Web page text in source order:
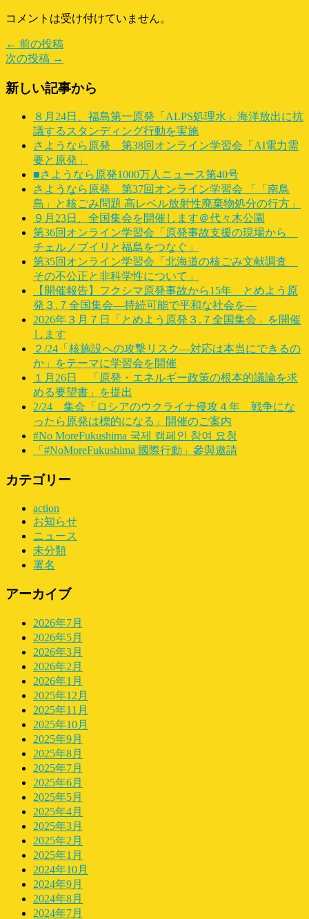
コメントは受け付けていません。
← 前の投稿
次の投稿 →
新しい記事から
８月24日、福島第一原発「ALPS処理水」海洋放出に抗
議するスタンディング行動を実施
さようなら原発 第38回オンライン学習会「AI電力需
要と原発」
■さようなら原発1000万人ニュース第40号
さようなら原発 第37回オンライン学習会 「「南鳥
島」と核ごみ問題 高レベル放射性廃棄物処分の行方」
９月23日、全国集会を開催します＠代々木公園
第36回オンライン学習会「原発事故支援の現場から
チェルノブイリと福島をつなぐ」
第35回オンライン学習会「北海道の核ごみ文献調査
その不公正と非科学性について」
【開催報告】フクシマ原発事故から15年 とめよう原
発３.７全国集会―持続可能で平和な社会を―
2026年３月７日「とめよう原発３.７全国集会」を開催
します
２/24「核施設への攻撃リスク―対応は本当にできるの
か」をテーマに学習会を開催
１月26日 「原発・エネルギー政策の根本的議論を求
める要望書」を提出
2/24 集会「ロシアのウクライナ侵攻４年 戦争にな
ったら原発は標的になる」開催のご案内
#No MoreFukushima 국제 캠페인 참여 요청
「#NoMoreFukushima 國際行動」參與邀請
カテゴリー
action
お知らせ
ニュース
未分類
署名
アーカイブ
2026年7月
2026年5月
2026年3月
2026年2月
2026年1月
2025年12月
2025年11月
2025年10月
2025年9月
2025年8月
2025年7月
2025年6月
2025年5月
2025年4月
2025年3月
2025年2月
2025年1月
2024年10月
2024年9月
2024年8月
2024年7月